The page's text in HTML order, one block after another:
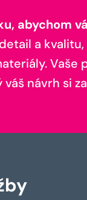
abychom
a
váš návrh si